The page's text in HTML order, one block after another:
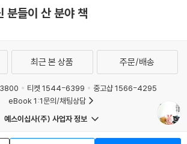
분들이 산 분야 책
최근 본 상품 주문/배송
티켓 1544-6399
중고샵 1566-4295
eBook 1:1문의/채팅상담
예스이십사(주) 사업자 정보
개인정보처리방침 청소년보호정책